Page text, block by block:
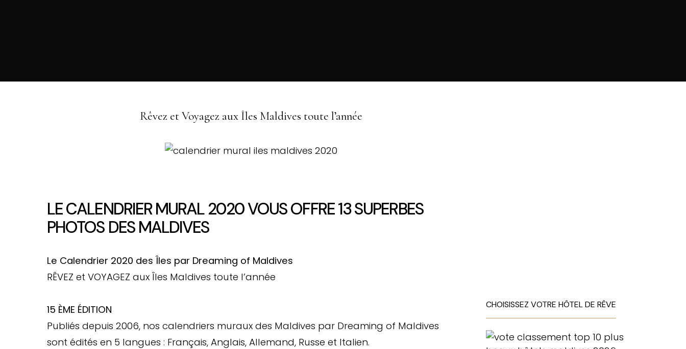
Rêvez et Voyagez aux Îles Maldives toute l’année
LE CALENDRIER MURAL 2020 VOUS OFFRE 13 SUPERBES
PHOTOS DES MALDIVES
Le Calendrier 2020 des Îles par Dreaming of Maldives
RÊVEZ et VOYAGEZ aux Îles Maldives toute l’année
15 ÈME ÉDITION
Publiés depuis 2006, nos calendriers muraux des Maldives par Dreaming of Maldives
sont édités en 5 langues : Français, Anglais, Allemand, Russe et Italien.
CHOISISSEZ VOTRE HÔTEL DE RÊVE